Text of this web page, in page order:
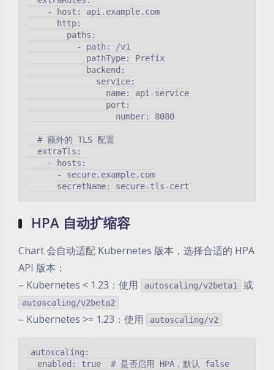
    - host: api.example.com
      http:
        paths:
          - path: /v1
            pathType: Prefix
            backend:
              service:
                name: api-service
                port:
                  number: 8080
  # 额外的 TLS 配置
  extraTls:
    - hosts:
      - secure.example.com
HPA 自动扩缩容
Chart 会自动适配 Kubernetes 版本，选择合适的 HPA
API 版本：
– Kubernetes < 1.23：使用
autoscaling/v2beta1 或
autoscaling/v2beta2
– Kubernetes >= 1.23：使用 autoscaling/v2
autoscaling:
  enabled: true  # 是否启用 HPA，默认 false